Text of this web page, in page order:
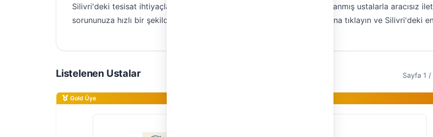
Silivri'deki tesisat ihtiyaçlarınız için Hemen Tesisat'ı tercih edin. Doğrulanmış ustalarla aracısız
sorununuza hızlı bir şekilde çözüm bulun. Hemen şimdi teklif al butonuna tıklayın ve Silivri'deki
Listelenen Ustalar Sayfa 1 /
Gold Üye